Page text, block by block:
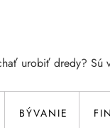
urobiť dredy? Sú
BÝVANIE